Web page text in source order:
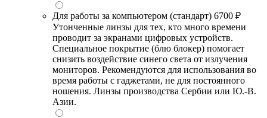
Для работы за компьютером (стандарт) 6700 ₽
Утонченные линзы для тех, кто много времени
проводит за экранами цифровых устройств.
Специальное покрытие (блю блокер) помогает
снизить воздействие синего света от излучения
мониторов. Рекомендуются для использования во
время работы с гаджетами, не для постоянного
ношения. Линзы производства Сербии или Ю.-В.
Азии.